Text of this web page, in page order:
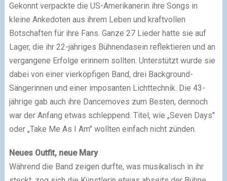
Gekonnt verpackte die US-Amerikanerin ihre Songs in
kleine Ankedoten aus ihrem Leben und kraftvollen
Botschaften für ihre Fans. Ganze 27 Lieder hatte sie auf
Lager, die ihr 22-jähriges Bühnendasein reflektieren und an
vergangene Erfolge erinnern sollten. Unterstützt wurde sie
dabei von einer vierköpfigen Band, drei Background-
Sängerinnen und einer imposanten Lichttechnik. Die 43-
jährige gab auch ihre Dancemoves zum Besten, dennoch
war der Anfang etwas schleppend. Titel, wie „Seven Days"
oder „Take Me As I Am" wollten einfach nicht zünden.
Neues Outfit, neue Mary
Während die Band zeigen durfte, was musikalisch in ihr